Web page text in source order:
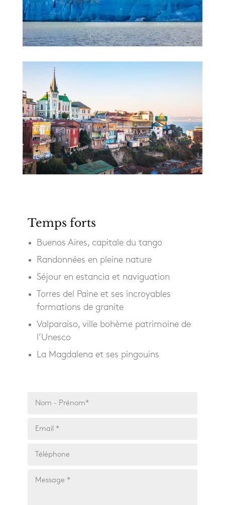
Temps forts
Buenos Aires, capitale du tango
Randonnées en pleine nature
Séjour en estancia et naviguation
Torres del Paine et ses incroyables
formations de granite
Valparaiso, ville bohème patrimoine de
l’Unesco
La Magdalena et ses pingouins